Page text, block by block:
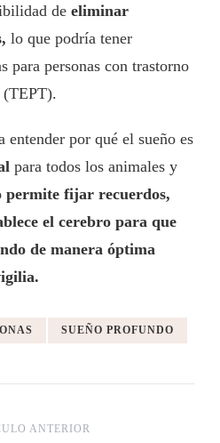
de eliminar
lo que podría tener
para personas con trastorno
(TEPT).
entender por qué el sueño es
para todos los animales y
permite fijar recuerdos,
el cerebro para que
de manera óptima
SUEÑO PROFUNDO
ANTERIOR